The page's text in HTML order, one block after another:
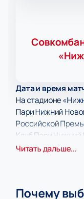
Дата и время
На стадионе
Пари Нижний
Российской
Клуб Пари
историю и не
досадных
Читать дальше...
Почему